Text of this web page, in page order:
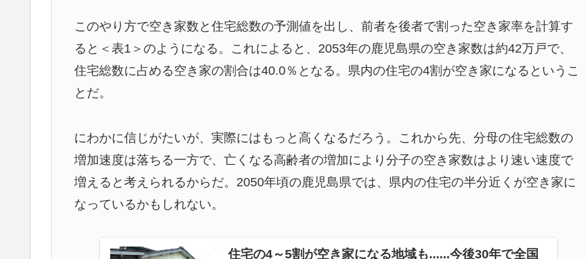
える本命とは!?【海外の反応】
韓国人「PSG、日本の鈴木彩艶に約60億円で正式オファー・・・」→「あいつがそれほどなのか（ﾌﾞﾙ
ﾌﾞﾙ）」「レギュラーとして出れるとは思わない...
▶ 韓国人「韓国サッカー協会W杯予選で外国人審判に性接待したことが発覚！」
▶ 韓国人「日本でヤバい作品ばかりアニメ化してて心配になる…」
▶ 外国人「2002年W杯は?」韓国サッカーに衝撃的不祥事！W杯予選でレフリーへの性的接待発覚！海外
騒然！【海外の反応】
このやり方で空き家数と住宅総数の予測値を出し、前者を後者で割った空き家率を計算す
ると＜表1＞のようになる。これによると、2053年の鹿児島県の空き家数は約42万戸で、
住宅総数に占める空き家の割合は40.0％となる。県内の住宅の4割が空き家になるというこ
とだ。
にわかに信じがたいが、実際にはもっと高くなるだろう。これから先、分母の住宅総数の
増加速度は落ちる一方で、亡くなる高齢者の増加により分子の空き家数はより速い速度で
増えると考えられるからだ。2050年頃の鹿児島県では、県内の住宅の半分近くが空き家に
なっているかもしれない。
住宅の4～5割が空き家になる地域も......今後30年で全国